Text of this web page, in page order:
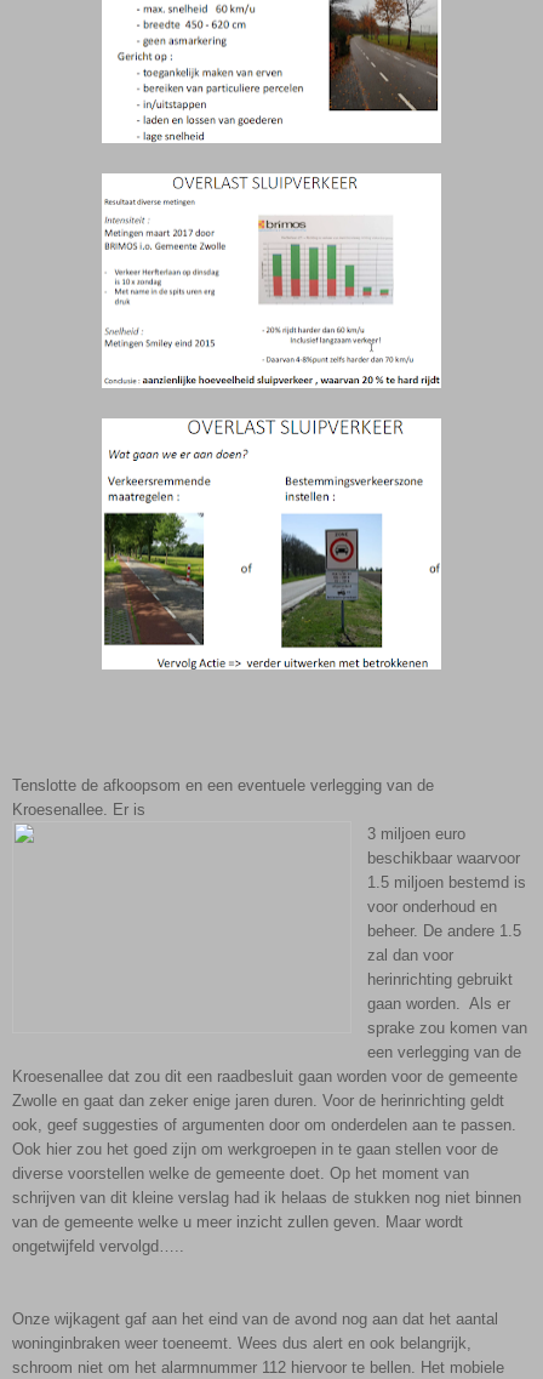
Tenslotte de afkoopsom en een eventuele verlegging van de
Kroesenallee. Er is
3 miljoen euro
beschikbaar waarvoor
1.5 miljoen bestemd is
voor onderhoud en
beheer. De andere 1.5
zal dan voor
herinrichting gebruikt
gaan worden. Als er
sprake zou komen van
een verlegging van de
Kroesenallee dat zou dit een raadbesluit gaan worden voor de gemeente
Zwolle en gaat dan zeker enige jaren duren. Voor de herinrichting geldt
ook, geef suggesties of argumenten door om onderdelen aan te passen.
Ook hier zou het goed zijn om werkgroepen in te gaan stellen voor de
diverse voorstellen welke de gemeente doet. Op het moment van
schrijven van dit kleine verslag had ik helaas de stukken nog niet binnen
van de gemeente welke u meer inzicht zullen geven. Maar wordt
ongetwijfeld vervolgd…..
Onze wijkagent gaf aan het eind van de avond nog aan dat het aantal
woninginbraken weer toeneemt. Wees dus alert en ook belangrijk,
schroom niet om het alarmnummer 112 hiervoor te bellen. Het mobiele